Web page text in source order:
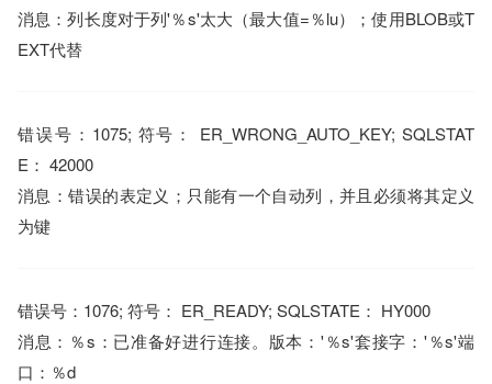
消息：列长度对于列'％s'太大（最大值=％lu）；使用BLOB或T
EXT代替
错误号：1075; 符号： ER_WRONG_AUTO_KEY; SQLSTAT
E： 42000
消息：错误的表定义；只能有一个自动列，并且必须将其定义
为键
错误号：1076; 符号： ER_READY; SQLSTATE： HY000
消息：％s：已准备好进行连接。版本：'％s'套接字：'％s'端
口：％d